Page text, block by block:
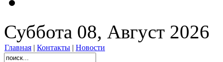
Суббота 08, Август 2026
Главная | Контакты | Новости